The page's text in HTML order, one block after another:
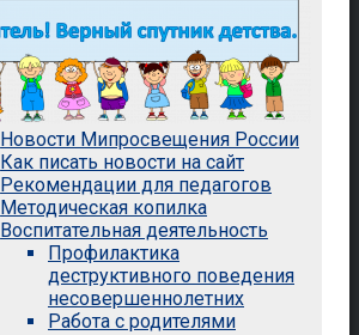
Новости Мипросвещения России
Как писать новости на сайт
Рекомендации для педагогов
Методическая копилка
Воспитательная деятельность
Профилактика
деструктивного поведения
несовершеннолетних
Работа с родителями